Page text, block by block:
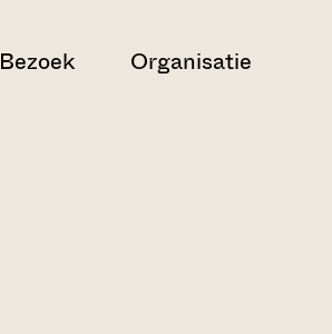
Bezoek Organisatie